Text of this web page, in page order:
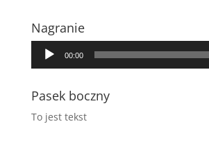
Nagranie
Odtwarzacz
plików
00:00
Pasek boczny
To jest tekst